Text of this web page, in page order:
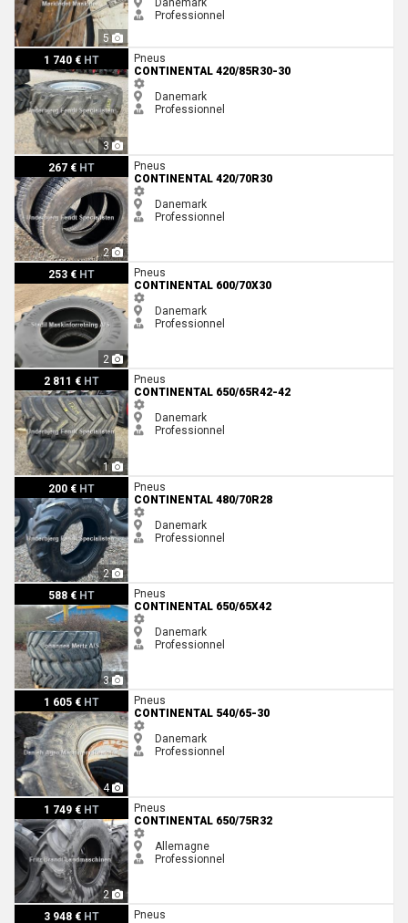
5
Danemark
Professionnel
1 740 € HT
3
Continental 420/85R30-30Pneus
CONTINENTAL 420/85R30-30
Danemark
Professionnel
267 € HT
2
Continental 420/70R30
Pneus
CONTINENTAL 420/70R30
Danemark
Professionnel
253 € HT
2
Continental 600/70X30
Pneus
CONTINENTAL 600/70X30
Danemark
Professionnel
2 811 € HT
1
Continental 650/65R42-42Pneus
CONTINENTAL 650/65R42-42
Danemark
Professionnel
200 € HT
2
Continental 480/70R28
Pneus
CONTINENTAL 480/70R28
Danemark
Professionnel
588 € HT
3
Continental 650/65x42
Pneus
CONTINENTAL 650/65X42
Danemark
Professionnel
1 605 € HT
4
Continental 540/65-30
Pneus
CONTINENTAL 540/65-30
Danemark
Professionnel
1 749 € HT
2
Continental 650/75R32
Pneus
CONTINENTAL 650/75R32
Allemagne
Professionnel
3 948 € HT
Continental 520/85X46
Pneus